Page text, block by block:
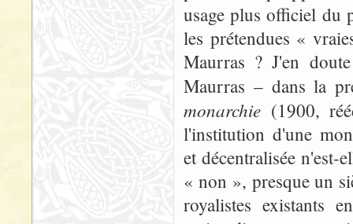
usage plus officiel du
les prétendues «
Maurras ? J'en
Maurras – dans la
monarchie (1900,
l'institution d'une
et décentralisée n'est-
« non », presque un
royalistes existants